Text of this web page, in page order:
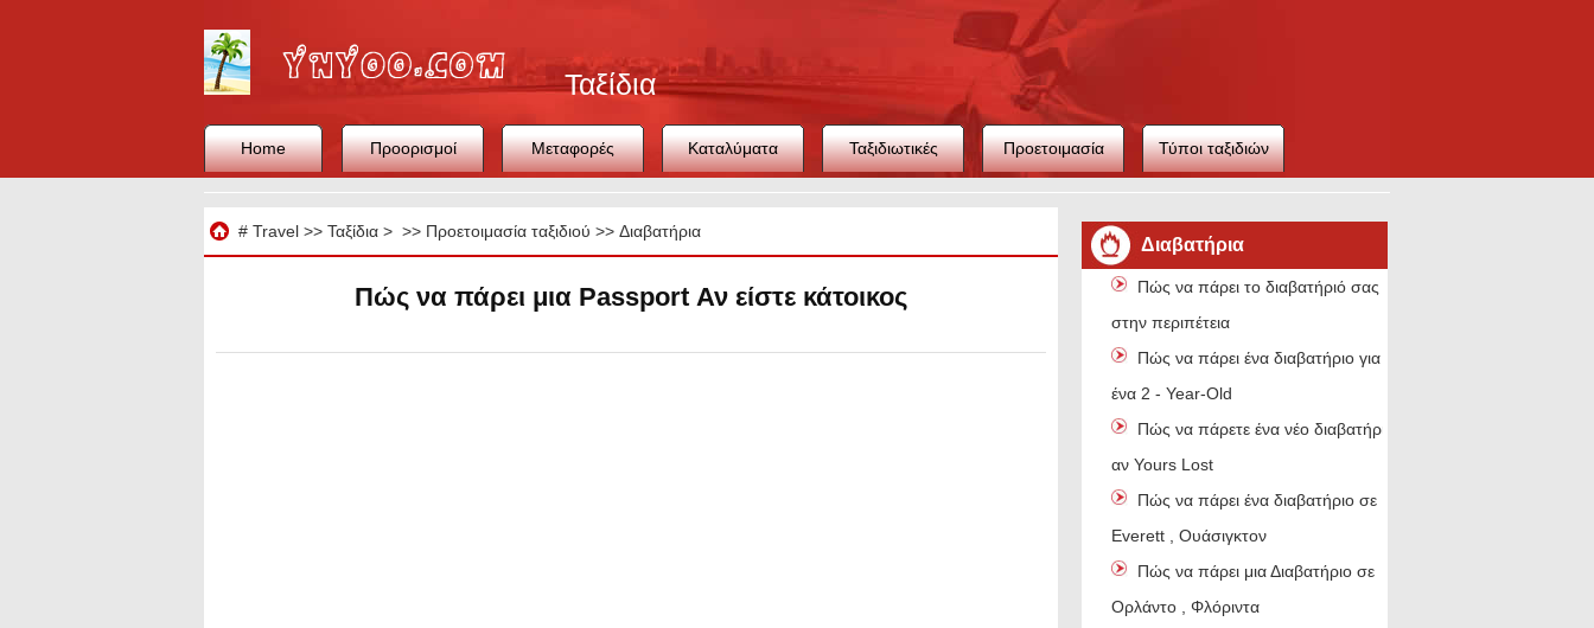
Ταξίδια
Home Προορισμοί Μεταφορές Καταλύματα Ταξιδιωτικές Προετοιμασία Τύποι ταξιδιών
# Travel>> Ταξίδια> >> Προετοιμασία ταξιδιού >> Διαβατήρια
Πώς να πάρει μια Passport Αν είστε κάτοικος
Διαβατήρια
Πώς να πάρει το διαβατήριό σας
στην περιπέτεια
Πώς να πάρει ένα διαβατήριο για
ένα 2 - Year-Old
Πώς να πάρετε ένα νέο διαβατήριο,
αν Yours Lost
Πώς να πάρει ένα διαβατήριο σε
Everett , Ουάσιγκτον
Πώς να πάρει μια Διαβατήριο σε
Ορλάντο , Φλόριντα